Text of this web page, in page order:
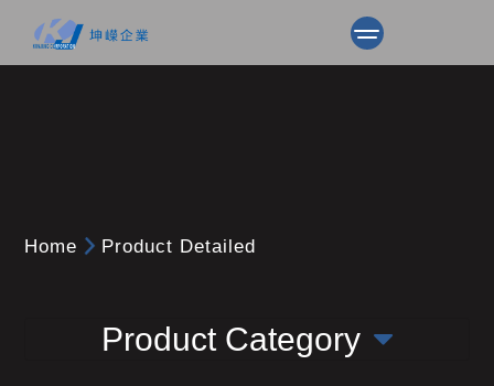
Home Product Detailed
Product Category